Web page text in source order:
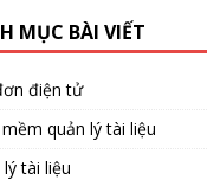
MỤC BÀI VIẾT
điện tử
quản lý tài liệu
tài liệu